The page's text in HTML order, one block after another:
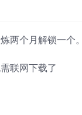
两个月解锁一个。
联网下载了